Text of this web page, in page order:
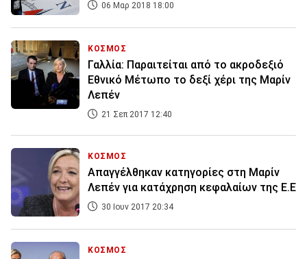
06 Μαρ 2018 18:00
ΚΟΣΜΟΣ
Γαλλία: Παραιτείται από το ακροδεξιό
Εθνικό Μέτωπο το δεξί χέρι της Μαρίν
Λεπέν
21 Σεπ 2017 12:40
ΚΟΣΜΟΣ
Απαγγέλθηκαν κατηγορίες στη Μαρίν
Λεπέν για κατάχρηση κεφαλαίων της Ε.Ε
30 Ιουν 2017 20:34
ΚΟΣΜΟΣ